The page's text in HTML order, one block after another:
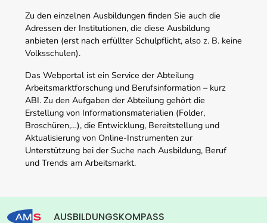
Zu den einzelnen Ausbildungen finden Sie auch die
Adressen der Institutionen, die diese Ausbildung
anbieten (erst nach erfüllter Schulpflicht, also z. B. keine
Volksschulen).
Das Webportal ist ein Service der Abteilung
Arbeitsmarktforschung und Berufsinformation – kurz
ABI. Zu den Aufgaben der Abteilung gehört die
Erstellung von Informationsmaterialien (Folder,
Broschüren,…), die Entwicklung, Bereitstellung und
Aktualisierung von Online-Instrumenten zur
Unterstützung bei der Suche nach Ausbildung, Beruf
und Trends am Arbeitsmarkt.
AUSBILDUNGSKOMPASS